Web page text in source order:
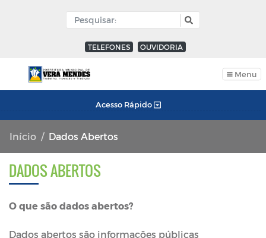
TELEFONES OUVIDORIA
Menu
Acesso Rápido
Início Dados Abertos
DADOS ABERTOS
O que são dados abertos?
Dados abertos são informações públicas